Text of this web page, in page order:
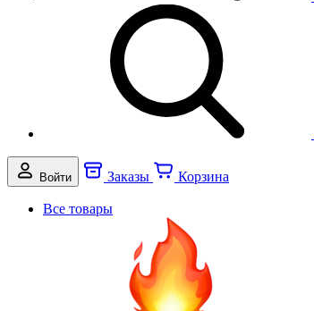
Войти Заказы Корзина
Все товары